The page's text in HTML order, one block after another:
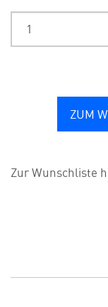
ZUM
Zur Wunschliste